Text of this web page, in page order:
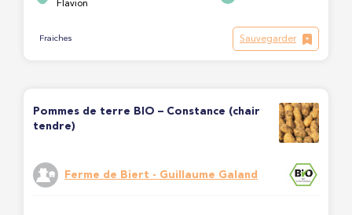
Flavion
Fraiches Sauvegarder
Pommes de terre BIO – Constance (chair
tendre)
Ferme de Biert - Guillaume Galand